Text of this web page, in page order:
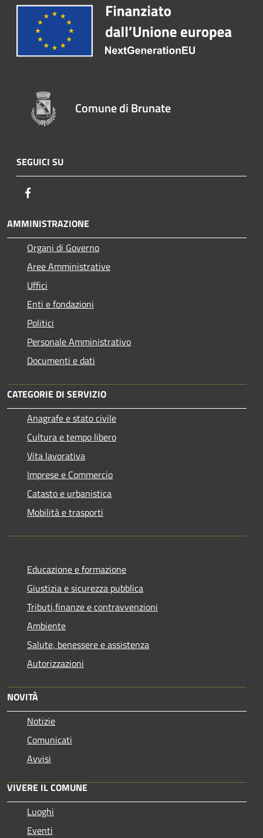
Comune di Brunate
SEGUICI SU
AMMINISTRAZIONE
Organi di Governo
Aree Amministrative
Uffici
Enti e fondazioni
Politici
Personale Amministrativo
Documenti e dati
CATEGORIE DI SERVIZIO
Anagrafe e stato civile
Cultura e tempo libero
Vita lavorativa
Imprese e Commercio
Catasto e urbanistica
Mobilità e trasporti
Educazione e formazione
Giustizia e sicurezza pubblica
Tributi,finanze e contravvenzioni
Ambiente
Salute, benessere e assistenza
Autorizzazioni
NOVITÀ
Notizie
Comunicati
Avvisi
VIVERE IL COMUNE
Luoghi
Eventi